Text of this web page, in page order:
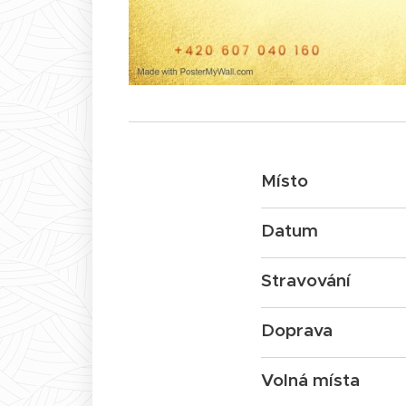
Místo
Datum
Stravování
Doprava
Volná místa